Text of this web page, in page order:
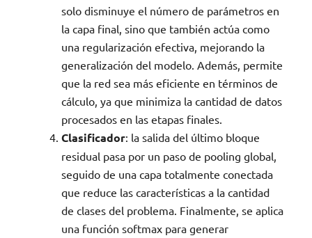
solo disminuye el número de parámetros en
la capa final, sino que también actúa como
una regularización efectiva, mejorando la
generalización del modelo. Además, permite
que la red sea más eficiente en términos de
cálculo, ya que minimiza la cantidad de datos
procesados en las etapas finales.
Clasificador: la salida del último bloque
residual pasa por un paso de pooling global,
seguido de una capa totalmente conectada
que reduce las características a la cantidad
de clases del problema. Finalmente, se aplica
una función softmax para generar